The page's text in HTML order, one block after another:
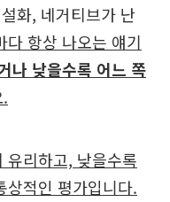
화, 네거티브가 난
다 항상 나오는 얘기
나 낮을수록 어느 쪽
유리하고, 낮을수록
상적인 평가입니다.